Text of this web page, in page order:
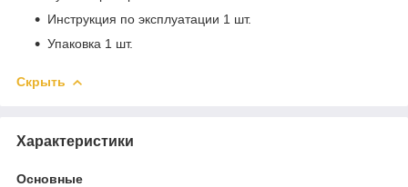
Инструкция по эксплуатации 1 шт.
Упаковка 1 шт.
Скрыть
Характеристики
Основные